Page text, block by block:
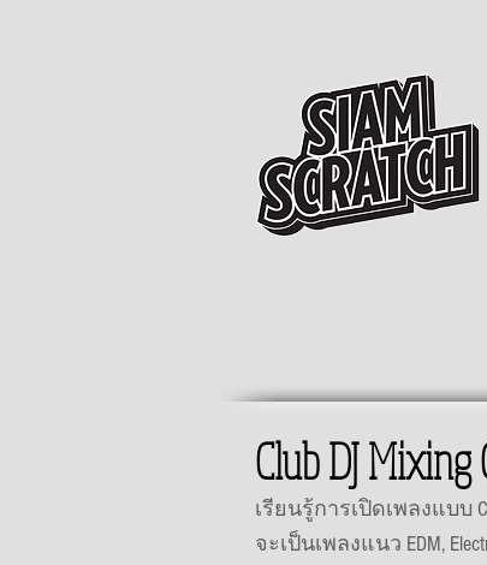
Club DJ Mixing
เรียนรู้การเปิดเพลงแบบ
จะเป็นเพลงแนว EDM,